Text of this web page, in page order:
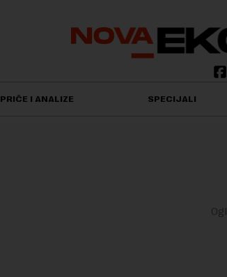
PRIČE I ANALIZE SPECIJALI